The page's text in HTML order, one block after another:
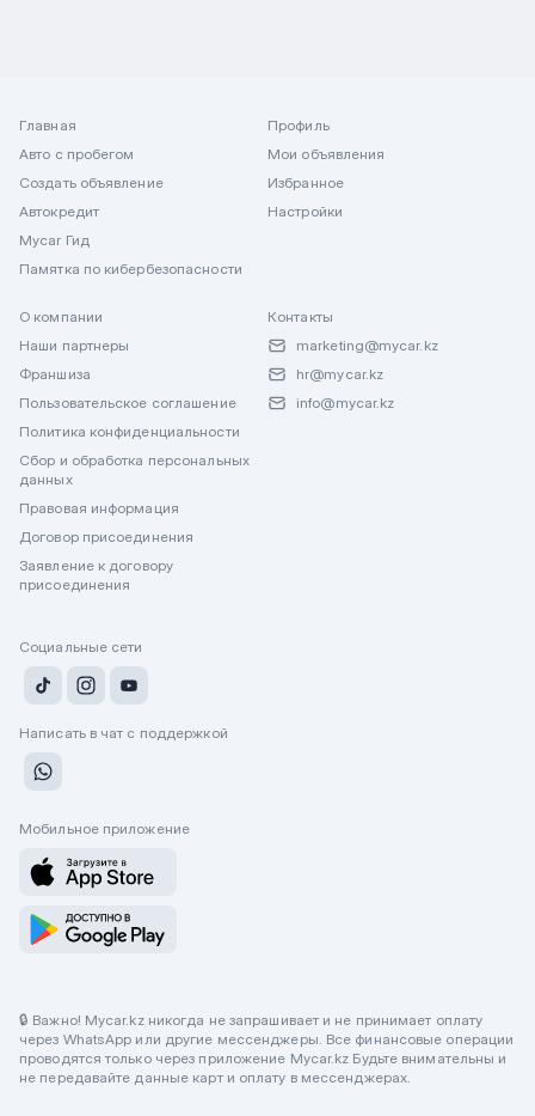
Главная
Авто с пробегом
Создать объявление
Автокредит
Mycar Гид
Памятка по кибербезопасности
Профиль
Мои объявления
Избранное
Настройки
О компании
Наши партнеры
Франшиза
Пользовательское соглашение
Политика конфиденциальности
Сбор и обработка персональных
данных
Правовая информация
Договор присоединения
Заявление к договору
присоединения
Контакты
marketing@mycar.kz
hr@mycar.kz
info@mycar.kz
Социальные сети
Написать в чат с поддержкой
Мобильное приложение
🔒 Важно! Mycar.kz никогда не запрашивает и не принимает оплату
через WhatsApp или другие мессенджеры. Все финансовые операции
проводятся только через приложение Mycar.kz Будьте внимательны и
не передавайте данные карт и оплату в мессенджерах.